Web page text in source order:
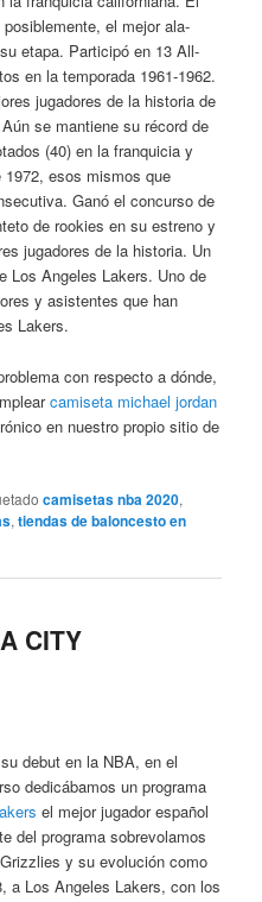
el mejor ala-
etapa. Participó en 13 All-
en la temporada 1961-1962.
jugadores de la historia de
se mantiene su récord de
(40) en la franquicia y
esos mismos que
Ganó el concurso de
de rookies en su estreno y
jugadores de la historia. Un
Los Angeles Lakers. Uno de
y asistentes que han
Lakers.
con respecto a dónde,
camiseta michael jordan
en nuestro propio sitio de
camisetas nba 2020,
,tiendas de baloncesto en
CITY
debut en la NBA, en el
dedicábamos un programa
el mejor jugador español
del programa sobrevolamos
y su evolución como
a Los Angeles Lakers, con los